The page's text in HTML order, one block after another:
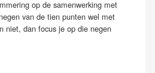
op de samenwerking met
van de tien punten wel met
niet, dan focus je op die negen